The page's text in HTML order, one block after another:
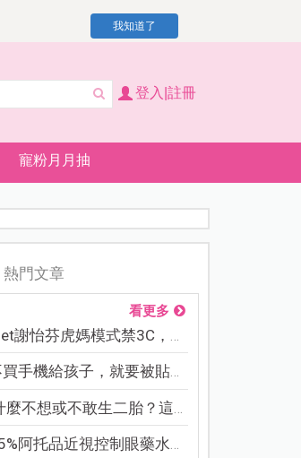
我知道了
登入|註冊
寵粉月月抽
熱門文章
看更多
謝怡芬虎媽模式禁3C，看...
手機給孩子，就要被貼「...
不想或不敢生二胎？這8...
阿托品近視控制眼藥水納...